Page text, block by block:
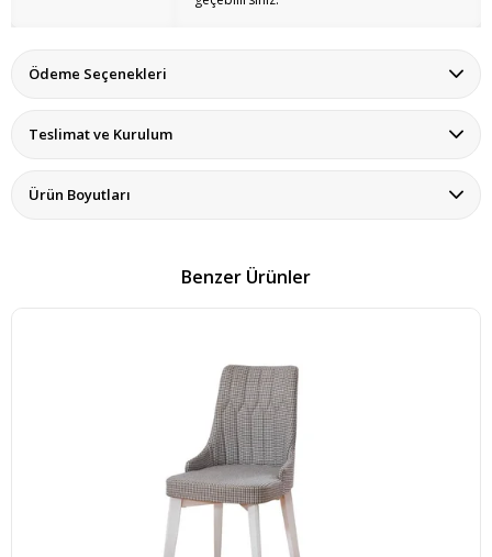
Ödeme Seçenekleri
Teslimat ve Kurulum
Ürün Boyutları
Benzer Ürünler